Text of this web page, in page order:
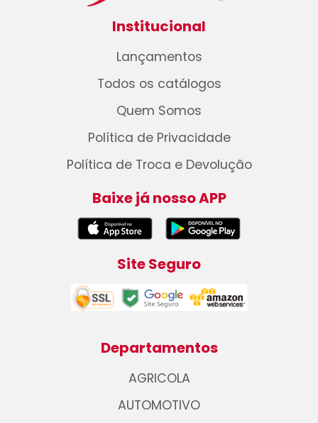
Institucional
Lançamentos
Todos os catálogos
Quem Somos
Política de Privacidade
Política de Troca e Devolução
Baixe já nosso APP
Site Seguro
Departamentos
AGRICOLA
AUTOMOTIVO